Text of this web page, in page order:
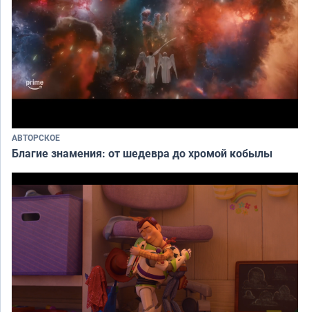
АВТОРСКОЕ
Благие знамения: от шедевра до хромой кобылы